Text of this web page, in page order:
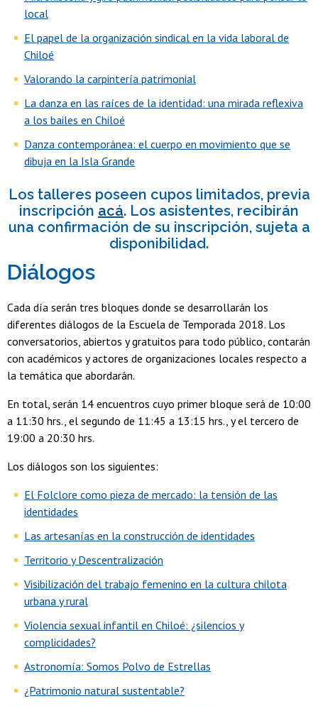
local
El papel de la organización sindical en la vida laboral de
Chiloé
Valorando la carpintería patrimonial
La danza en las raíces de la identidad: una mirada reflexiva
a los bailes en Chiloé
Danza contemporánea: el cuerpo en movimiento que se
dibuja en la Isla Grande
Los talleres poseen cupos limitados, previa
inscripción acá. Los asistentes, recibirán
una confirmación de su inscripción, sujeta a
disponibilidad.
Diálogos
Cada día serán tres bloques donde se desarrollarán los
diferentes diálogos de la Escuela de Temporada 2018. Los
conversatorios, abiertos y gratuitos para todo público, contarán
con académicos y actores de organizaciones locales respecto a
la temática que abordarán.
En total, serán 14 encuentros cuyo primer bloque será de 10:00
a 11:30 hrs., el segundo de 11:45 a 13:15 hrs., y el tercero de
19:00 a 20:30 hrs.
Los diálogos son los siguientes:
El Folclore como pieza de mercado: la tensión de las
identidades
Las artesanías en la construcción de identidades
Territorio y Descentralización
Visibilización del trabajo femenino en la cultura chilota
urbana y rural
Violencia sexual infantil en Chiloé: ¿silencios y
complicidades?
Astronomía: Somos Polvo de Estrellas
¿Patrimonio natural sustentable?